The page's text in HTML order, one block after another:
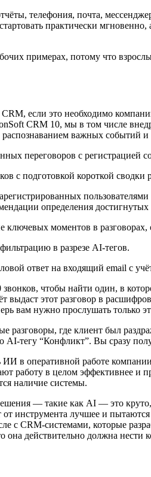
телефония, почта,
практически
примерах, потому что
CRM, если это необходимо
CRM 10, мы в том числе
важных событий
переговоров с регистрацией
с подготовкой короткой сводки
определения
ключевых моментов в
в разрезе AI-тегов.
ответ на входящий email с
чтобы найти один, в
выдаст этот разговор в
вам нужно прослушать только
где клиент был
AI-тегу “Конфликт”. Вы сразу
в оперативной работе
в целом эффективнее и
наличие системы.
— такие как AI — это
инструмента лучшее и
с CRM-системами, которые
она действительно должна